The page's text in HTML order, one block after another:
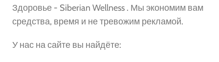
Здоровье - Siberian Wellness . Мы экономим вам
средства, время и не тревожим рекламой.
У нас на сайте вы найдёте: